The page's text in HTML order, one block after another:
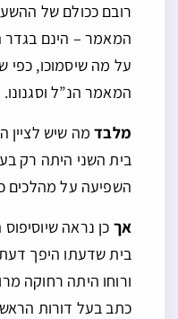
רובם ככולם של
המאמר – הינם בגדר
על מה שיסמוכו, כפי
המאמר הנ”ל וסגנונו.
מלבדמה שיש לציין
בית השני היתה רק
השפיעה על מהלכים
אך כן נראה
בית שדעתו היפך
ורוחו היתה רחוקה
כתב בעל דורות